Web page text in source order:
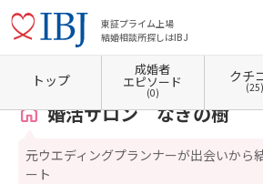
東証プライム上場
結婚相談所探しはIBJ
ホーム 宮崎県の結婚相談所 宮崎県宮崎市 婚活サ
婚活サロン なぎの樹
元ウエディングプランナーが出会いから
ート
トップ
成婚者
エピソード
(0)
クチ
(25)